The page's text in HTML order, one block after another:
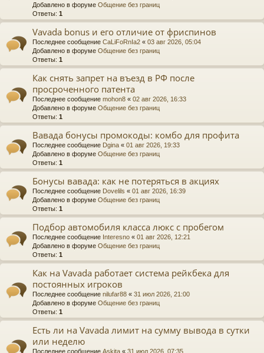
Добавлено в форуме Общение без границ
Ответы: 1
Vavada bonus и его отличие от фриспинов
Последнее сообщение CaLiFoRnIa2 « 03 авг 2026, 05:04
Добавлено в форуме Общение без границ
Ответы: 1
Как снять запрет на въезд в РФ после
просроченного патента
Последнее сообщение mohon8 « 02 авг 2026, 16:33
Добавлено в форуме Общение без границ
Ответы: 1
Вавада бонусы промокоды: комбо для профита
Последнее сообщение Dgina « 01 авг 2026, 19:33
Добавлено в форуме Общение без границ
Ответы: 1
Бонусы вавада: как не потеряться в акциях
Последнее сообщение Dovelils « 01 авг 2026, 16:39
Добавлено в форуме Общение без границ
Ответы: 1
Подбор автомобиля класса люкс с пробегом
Последнее сообщение Interesno « 01 авг 2026, 12:21
Добавлено в форуме Общение без границ
Ответы: 1
Как на Vavada работает система рейкбека для
постоянных игроков
Последнее сообщение nilufar88 « 31 июл 2026, 21:00
Добавлено в форуме Общение без границ
Ответы: 1
Есть ли на Vavada лимит на сумму вывода в сутки
или неделю
Последнее сообщение Askita « 31 июл 2026, 07:35